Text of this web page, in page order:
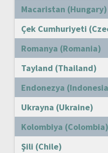
Macaristan (Hungary)
Çek Cumhuriyeti
Romanya (Romania)
Tayland (Thailand)
Endonezya
Ukrayna (Ukraine)
Kolombiya (Colombia)
Şili (Chile)